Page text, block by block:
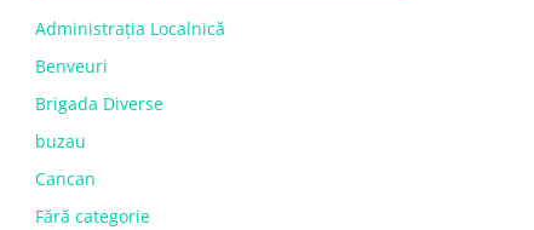
Administrația Localnică
Benveuri
Brigada Diverse
buzau
Cancan
Fără categorie